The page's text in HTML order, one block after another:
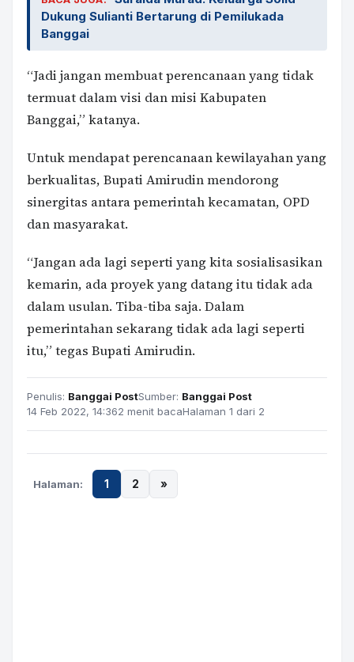
Dukung Sulianti Bertarung di Pemilukada
Banggai
“Jadi jangan membuat perencanaan yang tidak
termuat dalam visi dan misi Kabupaten
Banggai,” katanya.
Untuk mendapat perencanaan kewilayahan yang
berkualitas, Bupati Amirudin mendorong
sinergitas antara pemerintah kecamatan, OPD
dan masyarakat.
“Jangan ada lagi seperti yang kita sosialisasikan
kemarin, ada proyek yang datang itu tidak ada
dalam usulan. Tiba-tiba saja. Dalam
pemerintahan sekarang tidak ada lagi seperti
itu,” tegas Bupati Amirudin.
Penulis: Banggai PostSumber: Banggai Post
14 Feb 2022, 14:362 menit bacaHalaman 1 dari 2
Halaman: 1 2 »